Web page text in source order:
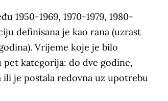
1950-1969, 1970-1979, 1980-
definisana je kao rana (uzrast
Vrijeme koje je bilo
kategorija: do dve godine,
je postala redovna uz upotrebu